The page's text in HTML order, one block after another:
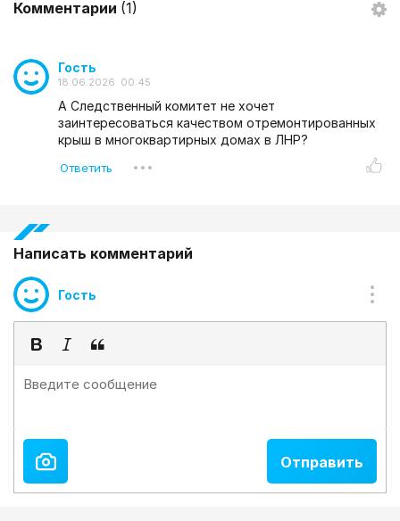
Комментарии (1)
Гость
18.06.2026 00:45
А Следственный комитет не хочет
заинтересоваться качеством отремонтированных
крыш в многоквартирных домах в ЛНР?
Написать комментарий
Гость